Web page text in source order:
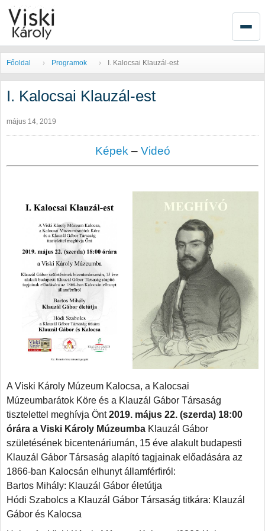
Főoldal Programok I. Kalocsai Klauzál-est
I. Kalocsai Klauzál-est
május 14, 2019
Képek – Videó
A Viski Károly Múzeum Kalocsa, a Kalocsai
Múzeumbarátok Köre és a Klauzál Gábor Társaság
tisztelettel meghívja Önt2019. május 22. (szerda) 18:00
órára a Viski Károly Múzeumba Klauzál Gábor
születésének bicentenáriumán, 15 éve alakult budapesti
Klauzál Gábor Társaság alapító tagjainak előadására az
1866-ban Kalocsán elhunyt államférfiról:
Bartos Mihály: Klauzál Gábor életútja
Hódi Szabolcs a Klauzál Gábor Társaság titkára: Klauzál
Gábor és Kalocsa